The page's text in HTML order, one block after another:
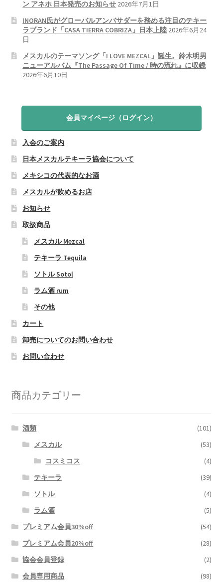
ン アネホ 日本発売のお知らせ 2026年7月1日
INORAN氏がグローバルアンバサダーを務める注目のテキー
ラブランド「CASA TIERRA COBRIZA」日本上陸 2026年6月24
日
メスカルのテーマソング「I LOVE MEZCAL」誕生。鈴木明男
ニューアルバム『The Passage Of Time / 時の流れ』に収録
2026年6月10日
会員マイページ（ログイン）
入会のご案内
日本メスカルテキーラ協会について
メキシコの代表的なお酒
メスカルが飲めるお店
お知らせ
取扱商品
メスカル Mezcal
テキーラ Tequila
ソトル Sotol
ラム酒 rum
その他
カート
卸売についてのお問い合わせ
お問い合わせ
商品カテゴリー
酒類
(101)
メスカル
(53)
コスミコス
(4)
テキーラ
(39)
ソトル
(4)
ラム酒
(5)
プレミアム会員30%off
(54)
プレミアム会員20%off
(28)
協会会員登録
(2)
会員専用商品
(98)